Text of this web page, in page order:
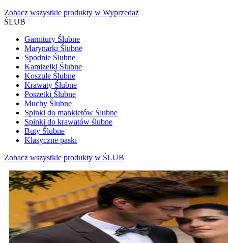
Zobacz wszystkie produkty w Wyprzedaż
ŚLUB
Garnitury Ślubne
Marynarki Ślubne
Spodnie Ślubne
Kamizelki Ślubne
Koszule Ślubne
Krawaty Ślubne
Poszetki Ślubne
Muchy Ślubne
Spinki do mankietów Ślubne
Spinki do krawatów ślubne
Buty Ślubne
Klasyczne paski
Zobacz wszystkie produkty w ŚLUB